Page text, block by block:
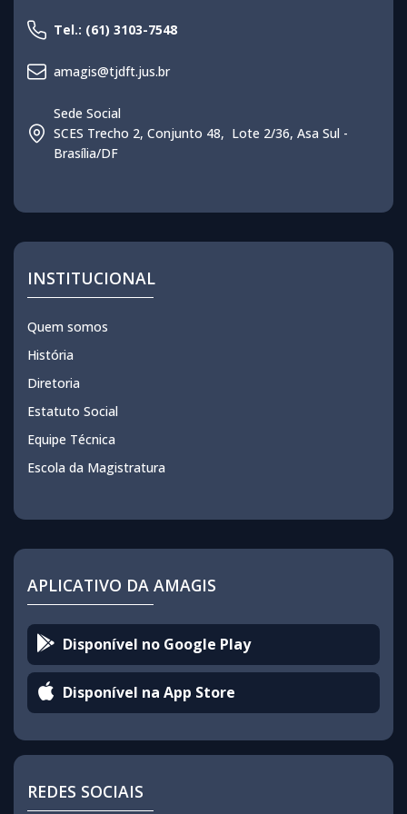
Tel.: (61) 3103-7548
amagis@tjdft.jus.br
Sede Social
SCES Trecho 2, Conjunto 48, Lote 2/36, Asa Sul -
Brasília/DF
INSTITUCIONAL
Quem somos
História
Diretoria
Estatuto Social
Equipe Técnica
Escola da Magistratura
APLICATIVO DA AMAGIS
Disponível no Google Play
Disponível na App Store
REDES SOCIAIS